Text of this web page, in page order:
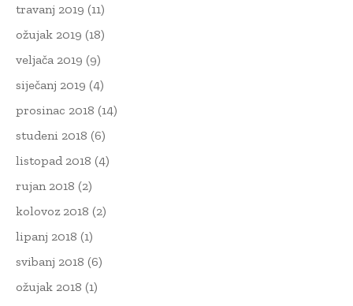
travanj 2019 (11)
ožujak 2019 (18)
veljača 2019 (9)
siječanj 2019 (4)
prosinac 2018 (14)
studeni 2018 (6)
listopad 2018 (4)
rujan 2018 (2)
kolovoz 2018 (2)
lipanj 2018 (1)
svibanj 2018 (6)
ožujak 2018 (1)